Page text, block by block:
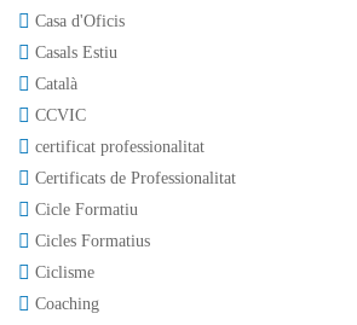
Casa d'Oficis
Casals Estiu
Català
CCVIC
certificat professionalitat
Certificats de Professionalitat
Cicle Formatiu
Cicles Formatius
Ciclisme
Coaching